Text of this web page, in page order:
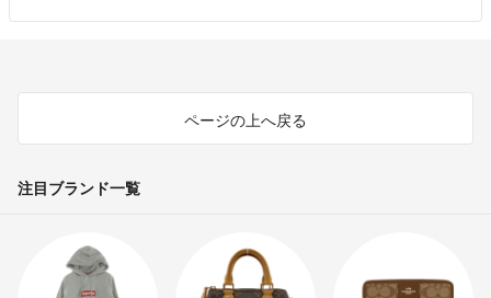
ページの上へ戻る
注目ブランド一覧